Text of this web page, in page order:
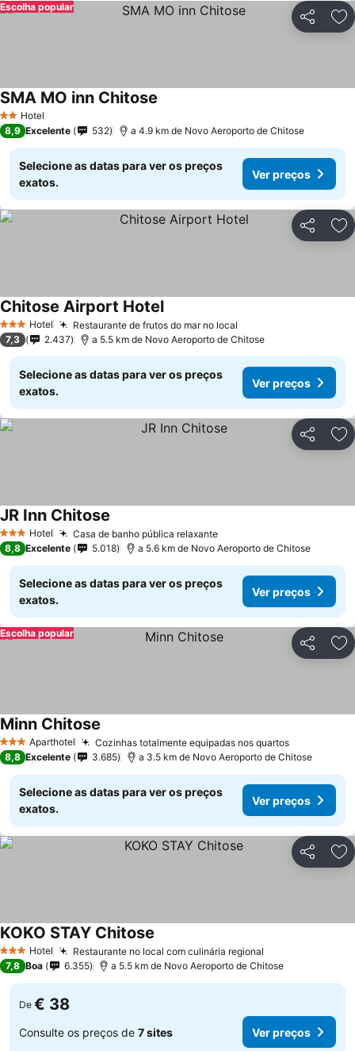
Partilhar
Escolha popular
2 Estrelas
Hotel
SMA MO inn Chitose
8,9 Excelente 532 a 4.9 km de Novo Aeroporto de Chitose
Selecione as datas para ver os preços
exatos.
Ver preços
Partilhar
3 EstrelasHotel Restaurante de frutos do mar no local
Chitose Airport Hotel
7,3 2.437 a 5.5 km de Novo Aeroporto de Chitose
Selecione as datas para ver os preços
exatos.
Ver preços
Partilhar
3 EstrelasHotel Casa de banho pública relaxante
JR Inn Chitose
8,8 Excelente 5.018 a 5.6 km de Novo Aeroporto de Chitose
Selecione as datas para ver os preços
exatos.
Ver preços
Partilhar
Escolha popular
3 EstrelasAparthotel Cozinhas totalmente equipadas nos quartos
Minn Chitose
8,8 Excelente 3.685 a 3.5 km de Novo Aeroporto de Chitose
Selecione as datas para ver os preços
exatos.
Ver preços
Partilhar
3 EstrelasHotel Restaurante no local com culinária regional
KOKO STAY Chitose
7,8 Boa 6.355 a 5.5 km de Novo Aeroporto de Chitose
De € 38
Consulte os preços de 7 sites Ver preços